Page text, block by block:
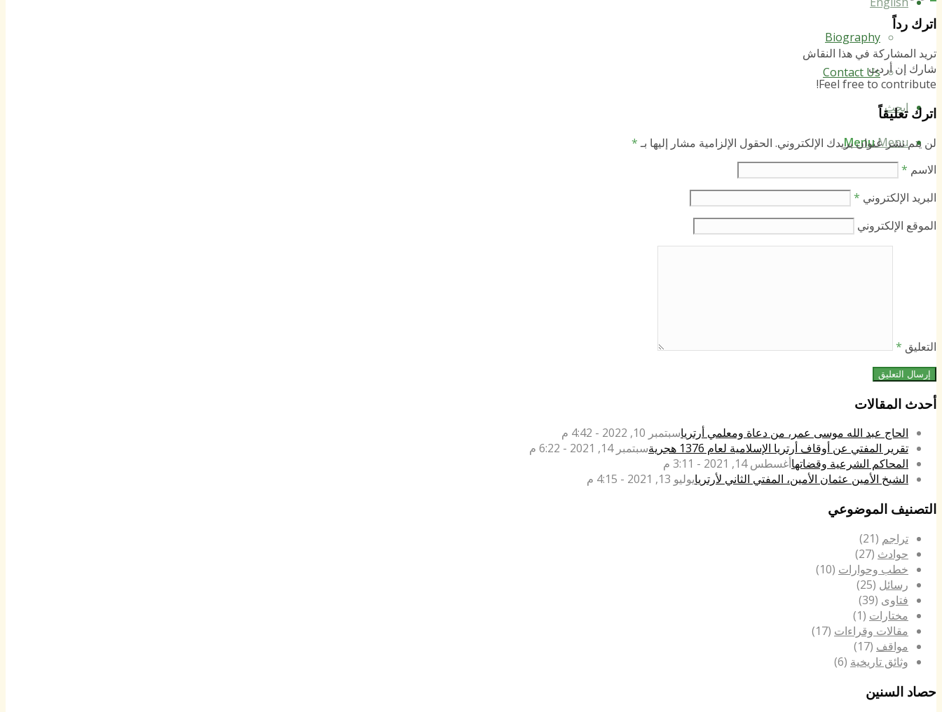
Biography
Contact Us
ابحث
MenuMenu
اترك رداً
تريد المشاركة في هذا النقاش
شارك إن أردت
Feel free to contribute!
اترك تعليقاً
لن يتم نشر عنوان بريدك الإلكتروني. الحقول الإلزامية مشار إليها بـ*
الاسم *
البريد الإلكتروني *
الموقع الإلكتروني
التعليق *
أحدث المقالات
الحاج عبد الله موسى عمر، من دعاة ومعلمي أرترياسبتمبر 10, 2022 - 4:42 م
تقرير المفتي عن أوقاف أرتريا الإسلامية لعام 1376 هجرية
سبتمبر 14, 2021 - 6:22 م
المحاكم الشرعية وقضاتهاأغسطس 14, 2021 - 3:11 م
الشيخ الأمين عثمان الأمين، المفتي الثاني لأرتريايوليو 13, 2021 - 4:15 م
التصنيف الموضوعي
تراجم (21)
حوادث (27)
خطب وحوارات (10)
رسائل (25)
فتاوى (39)
مختارات (1)
مقالات وقراءات (17)
مواقف (17)
وثائق تاريخية (6)
حصاد السنين